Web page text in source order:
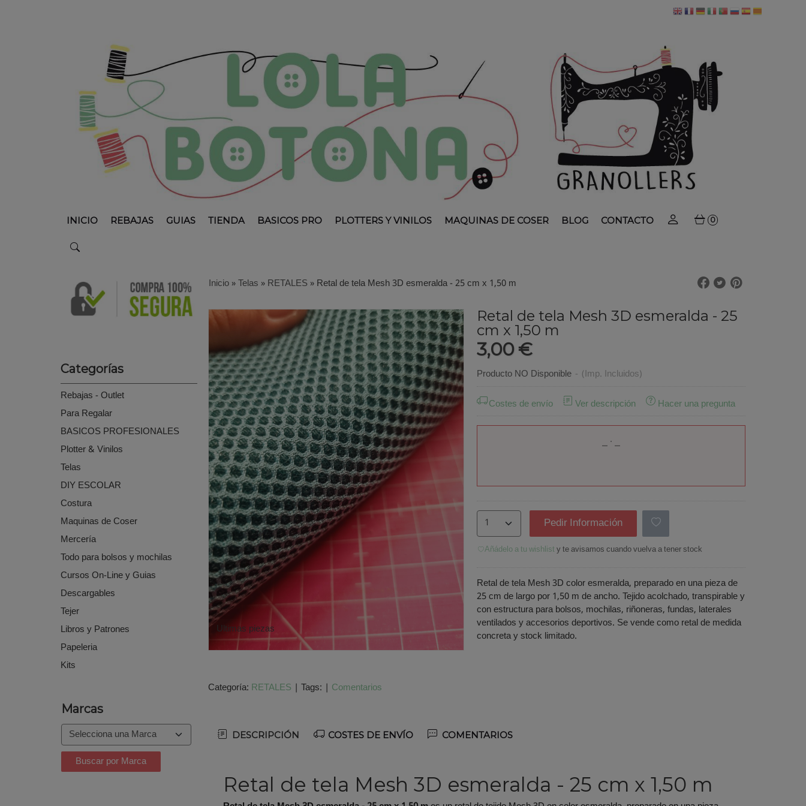
INICIO REBAJAS GUIAS TIENDA BASICOS PRO PLOTTERS Y VINILOS MAQUINAS DE COSER BLOG CONTACTO 0
Categorías
Rebajas - Outlet
Para Regalar
BASICOS PROFESIONALES
Plotter & Vinilos
Telas
DIY ESCOLAR
Costura
Maquinas de Coser
Mercería
Todo para bolsos y mochilas
Cursos On-Line y Guias
Descargables
Tejer
Libros y Patrones
Papeleria
Kits
Marcas
Inicio»Telas »RETALES »Retal de tela Mesh 3D esmeralda - 25 cm x 1,50 m
Ultimas piezas
Retal de tela Mesh 3D esmeralda - 25
cm x 1,50 m
3,00 €
Producto NO Disponible - (Imp. Incluidos)
Costes de envío
Ver descripción Hacer una pregunta
Pedir Información
Añádelo a tu wishlisty te avisamos cuando vuelva a tener stock
Retal de tela Mesh 3D color esmeralda, preparado en una pieza de
25 cm de largo por 1,50 m de ancho. Tejido acolchado, transpirable y
con estructura para bolsos, mochilas, riñoneras, fundas, laterales
ventilados y accesorios deportivos. Se vende como retal de medida
concreta y stock limitado.
Categoría: RETALES | Tags: | Comentarios
DESCRIPCIÓN COSTES DE ENVÍO COMENTARIOS
Retal de tela Mesh 3D esmeralda - 25 cm x 1,50 m